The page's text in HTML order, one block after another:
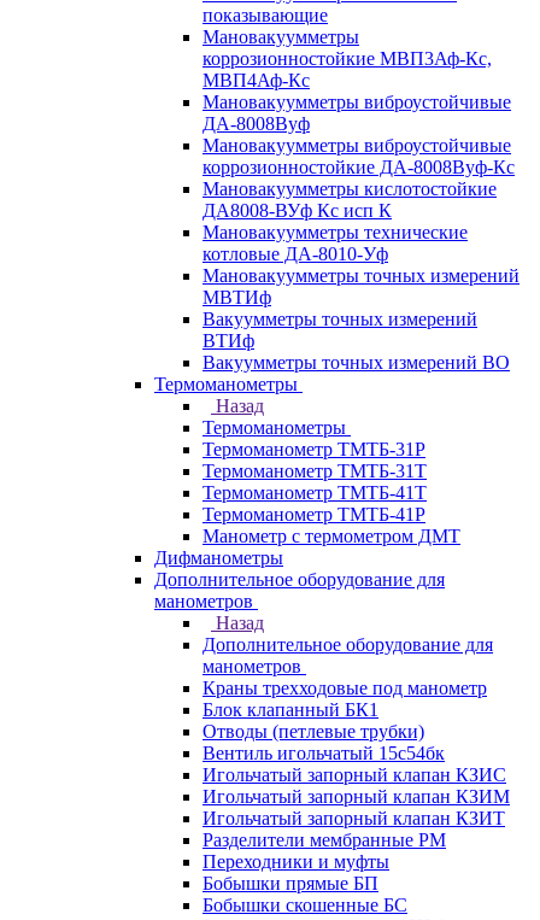
показывающие
Мановакуумметры
коррозионностойкие МВП3Аф-Кс,
МВП4Аф-Кс
Мановакуумметры виброустойчивые
ДА-8008Вуф
Мановакуумметры виброустойчивые
коррозионностойкие ДА-8008Вуф-Кс
Мановакуумметры кислотостойкие
ДА8008-ВУф Кс исп К
Мановакуумметры технические
котловые ДА-8010-Уф
Мановакуумметры точных измерений
МВТИф
Вакуумметры точных измерений
ВТИф
Вакуумметры точных измерений ВО
Термоманометры
Назад
Термоманометры
Термоманометр ТМТБ-31Р
Термоманометр ТМТБ-31Т
Термоманометр ТМТБ-41Т
Термоманометр ТМТБ-41Р
Манометр с термометром ДМТ
Дифманометры
Дополнительное оборудование для
манометров
Назад
Дополнительное оборудование для
манометров
Краны трехходовые под манометр
Блок клапанный БК1
Отводы (петлевые трубки)
Вентиль игольчатый 15с54бк
Игольчатый запорный клапан КЗИС
Игольчатый запорный клапан КЗИМ
Игольчатый запорный клапан КЗИТ
Разделители мембранные РМ
Переходники и муфты
Бобышки прямые БП
Бобышки скошенные БС